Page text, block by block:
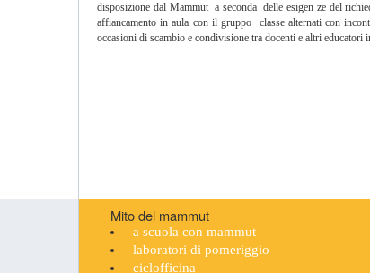
disposizione dal Mammut a seconda delle esigen ze del
affiancamento in aula con il gruppo classe alternati con
occasioni di scambio e condivisione tra docenti e altri
Mito del mammut
a scuola con mammut
laboratori di pomeriggio
ciclofficina